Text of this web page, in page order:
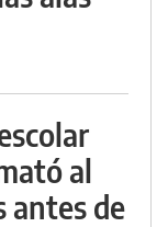
al
antes de